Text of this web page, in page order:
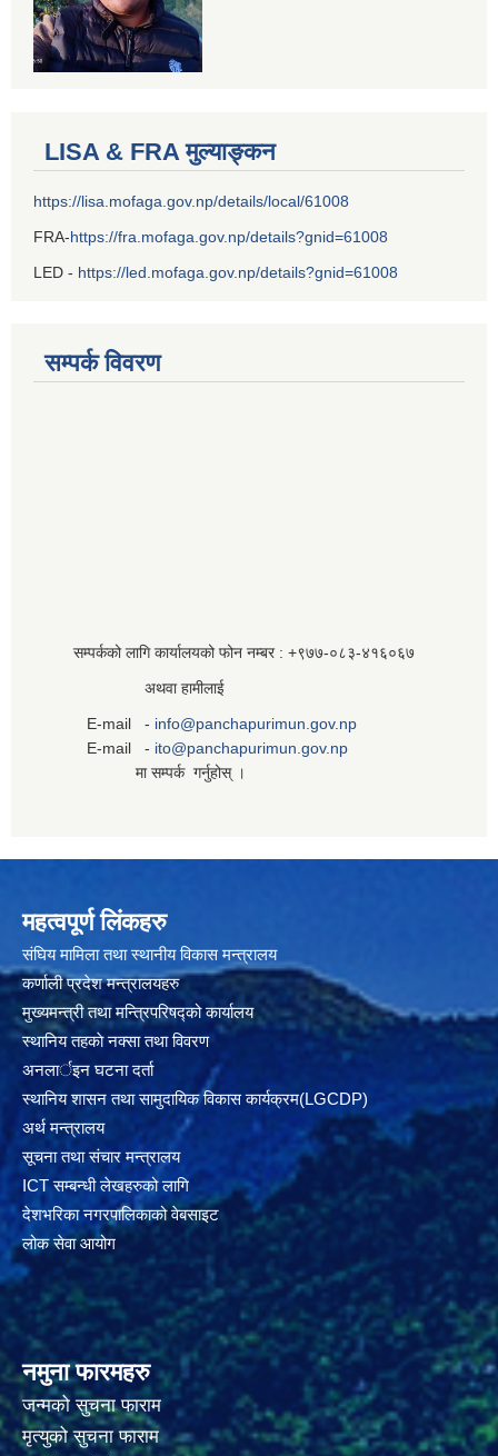
LISA & FRA मुल्याङ्कन
https://lisa.mofaga.gov.np/details/local/61008
FRA-https://fra.mofaga.gov.np/details?gnid=61008
LED - https://led.mofaga.gov.np/details?gnid=61008
सम्पर्क विवरण
सम्पर्कको लागि कार्यालयको फोन नम्बर : +९७७-०८३‍-४१६०६७
अथवा हामीलाई
E-mail - info@panchapurimun.gov.np
E-mail - ito@panchapurimun.gov.np
मा सम्पर्क गर्नुहोस् ।
महत्वपूर्ण लिंकहरु
संघिय मामिला तथा स्थानीय विकास मन्त्रालय
कर्णाली प्रदेश मन्त्रालयहरु
मुख्यमन्त्री तथा मन्त्रिपरिषद्को कार्यालय
स्थानिय तहकाे नक्सा तथा विवरण
अनलार्इन घटना दर्ता
स्थानिय शासन तथा सामुदायिक विकास कार्यक्रम(LGCDP)
अर्थ मन्त्रालय
सूचना तथा संचार मन्त्रालय
ICT सम्बन्धी लेखहरुको लागि
देशभरिका नगरपालिकाको वेबसाइट
लोक सेवा आयोग
नमुना फारमहरु
जन्मको सुचना फाराम
मृत्युको सुचना फाराम